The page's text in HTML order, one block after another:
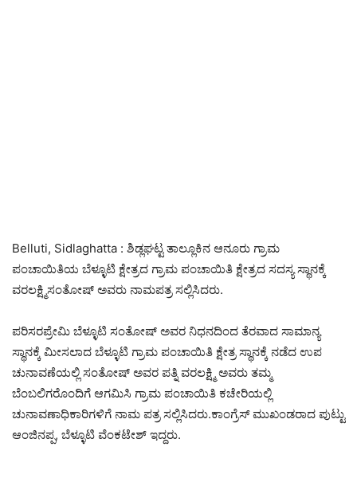
Belluti, Sidlaghatta : ಶಿಡ್ಲಘಟ್ಟ ತಾಲ್ಲೂಕಿನ ಆನೂರು ಗ್ರಾಮ
ಪಂಚಾಯಿತಿಯ ಬೆಳ್ಳೂಟಿ ಕ್ಷೇತ್ರದ ಗ್ರಾಮ ಪಂಚಾಯಿತಿ ಕ್ಷೇತ್ರದ ಸದಸ್ಯ ಸ್ಥಾನಕ್ಕೆ
ವರಲಕ್ಷ್ಮಿಸಂತೋಷ್ ಅವರು ನಾಮಪತ್ರ ಸಲ್ಲಿಸಿದರು.
ಪರಿಸರಪ್ರೇಮಿ ಬೆಳ್ಳೂಟಿ ಸಂತೋಷ್ ಅವರ ನಿಧನದಿಂದ ತೆರವಾದ ಸಾಮಾನ್ಯ
ಸ್ಥಾನಕ್ಕೆ ಮೀಸಲಾದ ಬೆಳ್ಳೂಟಿ ಗ್ರಾಮ ಪಂಚಾಯಿತಿ ಕ್ಷೇತ್ರ ಸ್ಥಾನಕ್ಕೆ ನಡೆದ ಉಪ
ಚುನಾವಣೆಯಲ್ಲಿ ಸಂತೋಷ್ ಅವರ ಪತ್ನಿ ವರಲಕ್ಷ್ಮಿ ಅವರು ತಮ್ಮ
ಬೆಂಬಲಿಗರೊಂದಿಗೆ ಆಗಮಿಸಿ ಗ್ರಾಮ ಪಂಚಾಯಿತಿ ಕಚೇರಿಯಲ್ಲಿ
ಚುನಾವಣಾಧಿಕಾರಿಗಳಿಗೆ ನಾಮ ಪತ್ರ ಸಲ್ಲಿಸಿದರು.ಕಾಂಗ್ರೆಸ್ ಮುಖಂಡರಾದ ಪುಟ್ಟು
ಆಂಜಿನಪ್ಪ, ಬೆಳ್ಳೂಟಿ ವೆಂಕಟೇಶ್ ಇದ್ದರು.